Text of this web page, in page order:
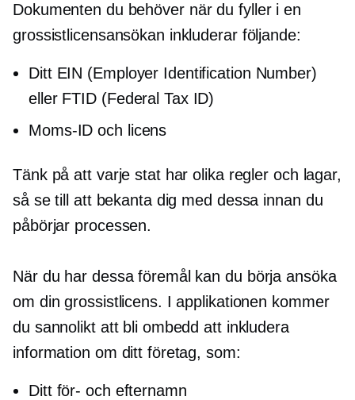
Dokumenten du behöver när du fyller i en
grossistlicensansökan inkluderar följande:
Ditt EIN (Employer Identification Number)
eller FTID (Federal Tax ID)
Moms-ID och licens
Tänk på att varje stat har olika regler och lagar,
så se till att bekanta dig med dessa innan du
påbörjar processen.
När du har dessa föremål kan du börja ansöka
om din grossistlicens. I applikationen kommer
du sannolikt att bli ombedd att inkludera
information om ditt företag, som:
Ditt för- och efternamn